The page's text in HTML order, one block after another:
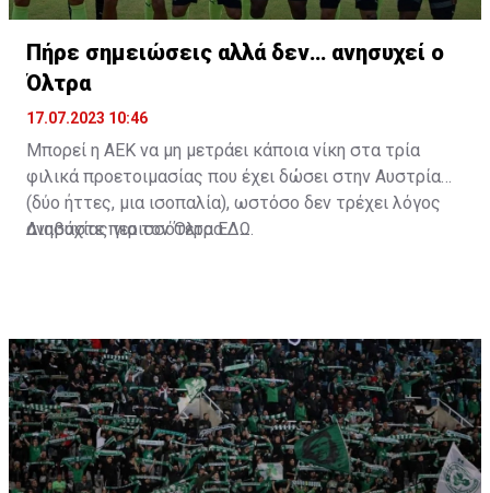
Πήρε σημειώσεις αλλά δεν… ανησυχεί ο
Όλτρα
17.07.2023 10:46
Μπορεί η ΑΕΚ να μη μετράει κάποια νίκη στα τρία
φιλικά προετοιμασίας που έχει δώσει στην Αυστρία
(δύο ήττες, μια ισοπαλία), ωστόσο δεν τρέχει λόγος
ανησυχίας για τον Όλτρα.
Διαβάστε περισσότεραΕΔΩ.